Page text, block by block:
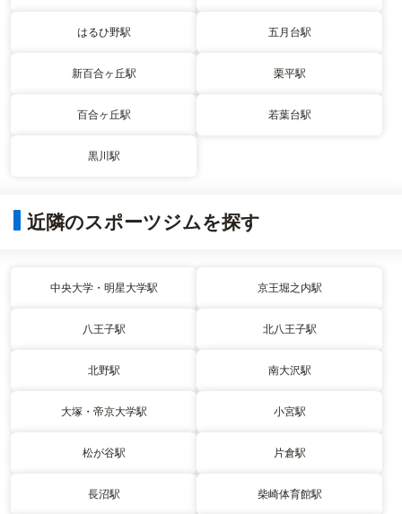
はるひ野駅 五月台駅
新百合ヶ丘駅 栗平駅
百合ヶ丘駅 若葉台駅
黒川駅
近隣のスポーツジムを探す
中央大学・明星大学駅 京王堀之内駅
八王子駅 北八王子駅
北野駅 南大沢駅
大塚・帝京大学駅 小宮駅
松が谷駅 片倉駅
長沼駅 柴崎体育館駅